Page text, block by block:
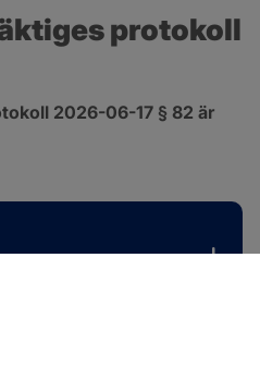
protokoll
2026-06-17 § 82 är